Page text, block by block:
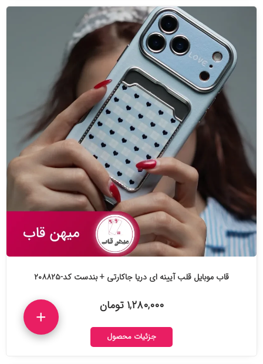
قاب موبایل قلب آیینه ای دریا جاکارتی + بندست کد-۲۰۸۸۲۵
۱,۲۸۰,۰۰۰ تومان
جزئیات محصول
+